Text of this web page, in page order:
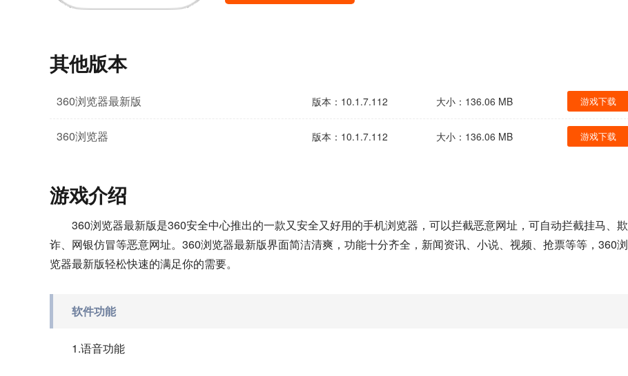
其他版本
360浏览器最新版 版本：10.1.7.112 大小：136.06 MB 游戏下载
360浏览器 版本：10.1.7.112 大小：136.06 MB 游戏下载
游戏介绍
360浏览器最新版是360安全中心推出的一款又安全又好用的手机浏览器，可以拦截恶意网址，可自动拦截挂马、欺
诈、网银仿冒等恶意网址。360浏览器最新版界面简洁清爽，功能十分齐全，新闻资讯、小说、视频、抢票等等，360浏
览器最新版轻松快速的满足你的需要。
软件功能
1.语音功能